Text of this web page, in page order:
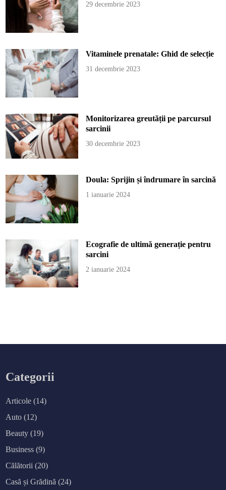
29 decembrie 2023
Vitaminele prenatale: Ghid de selecție
31 decembrie 2023
Monitorizarea greutății pe parcursul
sarcinii
30 decembrie 2023
Doula: Sprijin și îndrumare în sarcină
1 ianuarie 2024
Ecografie de ultimă generație pentru
sarcini
2 ianuarie 2024
Categorii
Articole (14)
Auto (12)
Beauty (19)
Business (9)
Călătorii (20)
Casă și Grădină (24)